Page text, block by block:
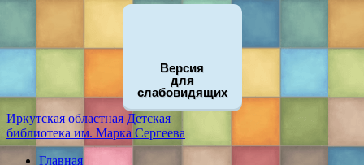
Версия
для
слабовидящих
Иркутская областная Детская
библиотека им. Марка Сергеева
Главная